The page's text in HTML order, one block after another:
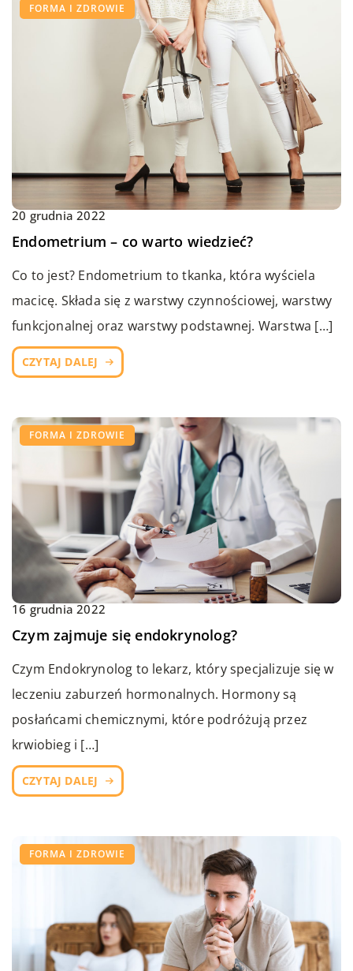
FORMA I ZDROWIE
20 grudnia 2022
Endometrium – co warto wiedzieć?
Co to jest? Endometrium to tkanka, która wyściela
macicę. Składa się z warstwy czynnościowej, warstwy
funkcjonalnej oraz warstwy podstawnej. Warstwa […]
CZYTAJ DALEJ
FORMA I ZDROWIE
16 grudnia 2022
Czym zajmuje się endokrynolog?
Czym Endokrynolog to lekarz, który specjalizuje się w
leczeniu zaburzeń hormonalnych. Hormony są
posłańcami chemicznymi, które podróżują przez
krwiobieg i […]
CZYTAJ DALEJ
FORMA I ZDROWIE